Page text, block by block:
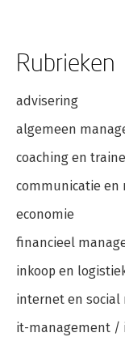
Rubrieken
advisering
algemeen
coaching en
communicatie en
economie
financieel
inkoop en
internet en social
it-management /